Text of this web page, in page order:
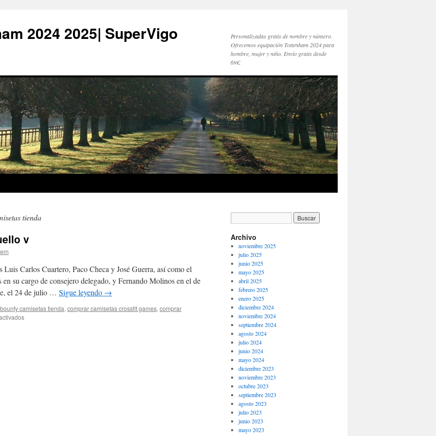
2024 2025| SuperVigo
Personalizadas gratis de nombre y número.
Ofrecemos equipación Tottenham 2024 para
hombre, mujer y niño. Envío gratis desde
69€.
tienda
v
Luis Carlos Cuartero, Paco Checa y José Guerra, así como el
su cargo de consejero delegado, y Fernando Molinos en el de
el 24 de julio … Sigue leyendo →
bounty camisetas tienda, comprar camisetas crossfit games, comprar
en
Archivo
noviembre 2025
julio 2025
junio 2025
mayo 2025
abril 2025
febrero 2025
enero 2025
diciembre 2024
noviembre 2024
septiembre 2024
agosto 2024
julio 2024
junio 2024
mayo 2024
diciembre 2023
noviembre 2023
octubre 2023
septiembre 2023
agosto 2023
julio 2023
junio 2023
mayo 2023